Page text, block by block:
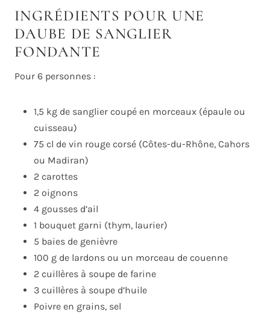
INGRÉDIENTS POUR UNE
DAUBE DE SANGLIER
FONDANTE
Pour 6 personnes :
1,5 kg de sanglier coupé en morceaux (épaule ou
cuisseau)
75 cl de vin rouge corsé (Côtes-du-Rhône, Cahors
ou Madiran)
2 carottes
2 oignons
4 gousses d’ail
1 bouquet garni (thym, laurier)
5 baies de genièvre
100 g de lardons ou un morceau de couenne
2 cuillères à soupe de farine
3 cuillères à soupe d’huile
Poivre en grains, sel